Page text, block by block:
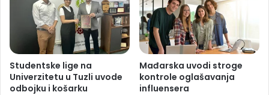
Studentske lige na
Univerzitetu u Tuzli uvode
odbojku i košarku
Mađarska uvodi stroge
kontrole oglašavanja
influensera